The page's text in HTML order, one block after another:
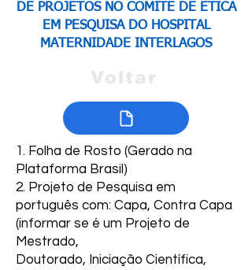
DE PROJETOS NO COMITÊ DE ÉTICA
EM PESQUISA DO HOSPITAL
MATERNIDADE INTERLAGOS
Voltar
1. Folha de Rosto (Gerado na
Plataforma Brasil)
2. Projeto de Pesquisa em
português com: Capa, Contra Capa
(informar se é um Projeto de
Mestrado,
Doutorado, Iniciação Científica,